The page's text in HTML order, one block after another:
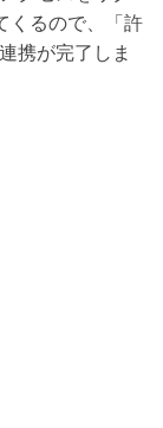
くるので、「許
携が完了しま